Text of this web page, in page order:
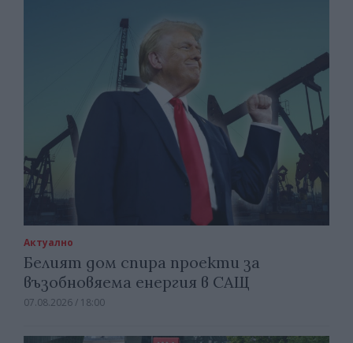
Актуално
Белият дом спира проекти за
възобновяема енергия в САЩ
07.08.2026 / 18:00